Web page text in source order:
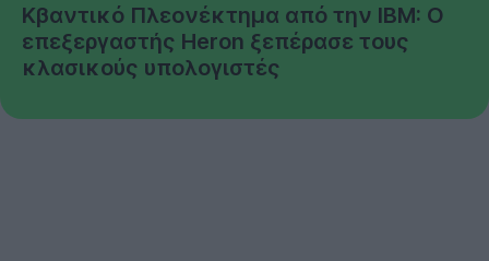
Κβαντικό Πλεονέκτημα από την IBM: Ο
επεξεργαστής Heron ξεπέρασε τους
κλασικούς υπολογιστές